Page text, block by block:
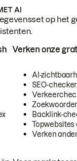
AI
op het
Verken onze
AI-
SEO-checker
Backlink-
Topwebsites
Verken